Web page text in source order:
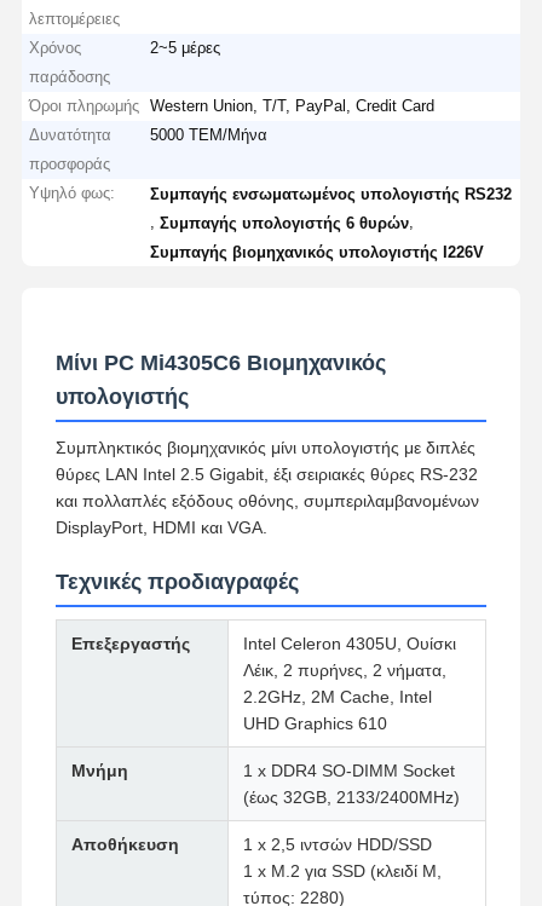
λεπτομέρειες
Χρόνος
παράδοσης
2~5 μέρες
Όροι πληρωμής
Western Union, T/T, PayPal, Credit Card
Δυνατότητα
προσφοράς
5000 ΤΕΜ/Μήνα
Υψηλό φως:
Συμπαγής ενσωματωμένος υπολογιστής RS232
,Συμπαγής υπολογιστής 6 θυρών
Συμπαγής βιομηχανικός υπολογιστής I226V
Μίνι PC Mi4305C6 Βιομηχανικός
υπολογιστής
Συμπληκτικός βιομηχανικός μίνι υπολογιστής με διπλές
θύρες LAN Intel 2.5 Gigabit, έξι σειριακές θύρες RS-232
και πολλαπλές εξόδους οθόνης, συμπεριλαμβανομένων
DisplayPort, HDMI και VGA.
Τεχνικές προδιαγραφές
Επεξεργαστής
Intel Celeron 4305U, Ουίσκι
Λέικ, 2 πυρήνες, 2 νήματα,
2.2GHz, 2M Cache, Intel
UHD Graphics 610
Μνήμη
1 x DDR4 SO-DIMM Socket
(έως 32GB, 2133/2400MHz)
Αποθήκευση
1 x 2,5 ιντσών HDD/SSD
1 x M.2 για SSD (κλειδί M,
τύπος: 2280)